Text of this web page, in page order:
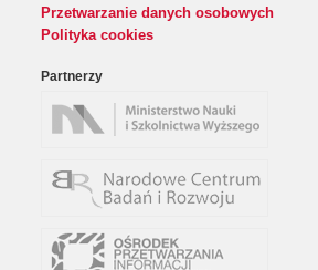
Przetwarzanie danych osobowych
Polityka cookies
Partnerzy